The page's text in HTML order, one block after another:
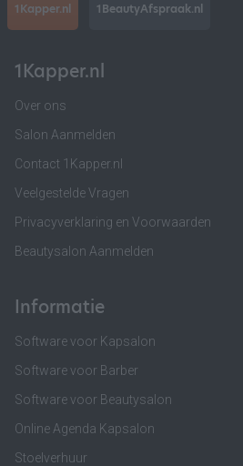
1Kapper.nl 1BeautyAfspraak.nl
1Kapper.nl
Over ons
Salon Aanmelden
Contact 1Kapper.nl
Veelgestelde Vragen
Privacyverklaring en Voorwaarden
Beautysalon Aanmelden
Informatie
Software voor Kapsalon
Software voor Barber
Software voor Beautysalon
Online Agenda Kapsalon
Stoelverhuur